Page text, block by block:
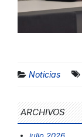
Noticias
ARCHIVOS